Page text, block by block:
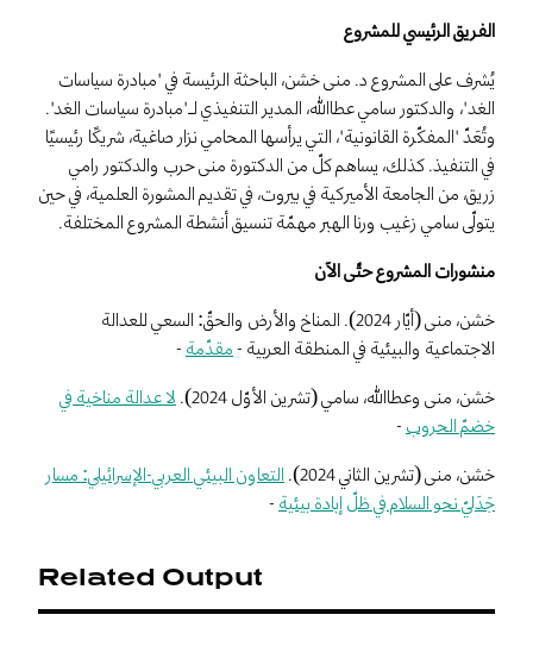
الفريق الرئيسي للمشروع
يُشرف على المشروع د. منى خشن، الباحثة الرئيسة في "مبادرة سياسات
الغد"، والدكتور سامي عطاالله، المدير التنفيذي لـ"مبادرة سياسات الغد".
وتُعَدّ "المفكّرة القانونية"، التي يرأسها المحامي نزار صاغية، شريكًا رئيسيًا
في التنفيذ. كذلك، يساهم كلّ من الدكتورة منى حرب والدكتور رامي
زريق، من الجامعة الأميركية في بيروت، في تقديم المشورة العلمية، في حين
يتولّى سامي زغيب ورنا الهبر مهمّة تنسيق أنشطة المشروع المختلفة.
منشورات المشروع حتّى الآن
خشن، منى (أيّار 2024). المناخ والأرض والحقّ: السعي للعدالة
الاجتماعية والبيئية في المنطقة العربية -مقدّمة-
خشن، منى وعطاالله، سامي (تشرين الأوّل 2024).
لا عدالة مناخية في
خضمّ الحروب-
خشن، منى (تشرين الثاني 2024).
التعاون البيئي العربي-الإسرائيلي: مسار
جَدَليّ نحو السلام في ظلّ إبادة بيئية-
Related Output